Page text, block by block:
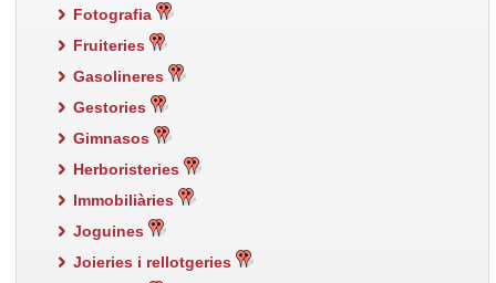
Fotografia
Fruiteries
Gasolineres
Gestories
Gimnasos
Herboristeries
Immobiliàries
Joguines
Joieries i rellotgeries